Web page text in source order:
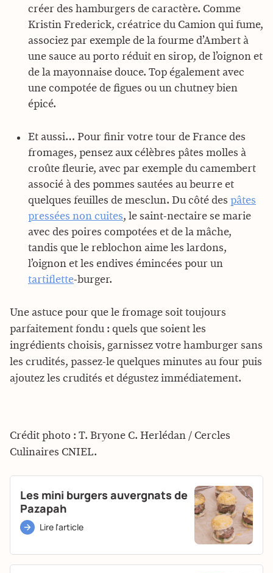
créer des hamburgers de caractère. Comme
Kristin Frederick, créatrice du Camion qui fume,
associez par exemple de la fourme d’Ambert à
une sauce au porto réduit en sirop, de l’oignon et
de la mayonnaise douce. Top également avec
une compotée de figues ou un chutney bien
épicé.
Et aussi… Pour finir votre tour de France des
fromages, pensez aux célèbres pâtes molles à
croûte fleurie, avec par exemple du camembert
associé à des pommes sautées au beurre et
quelques feuilles de mesclun. Du côté des pâtes
pressées non cuites, le saint-nectaire se marie
avec des poires compotées et de la mâche,
tandis que le reblochon aime les lardons,
l’oignon et les endives émincées pour un
tartiflette-burger.
Une astuce pour que le fromage soit toujours
parfaitement fondu : quels que soient les
ingrédients choisis, garnissez votre hamburger sans
les crudités, passez-le quelques minutes au four puis
ajoutez les crudités et dégustez immédiatement.
Crédit photo : T. Bryone C. Herlédan / Cercles
Culinaires CNIEL.
Les mini burgers auvergnats de
Pazapah
Lire l'article